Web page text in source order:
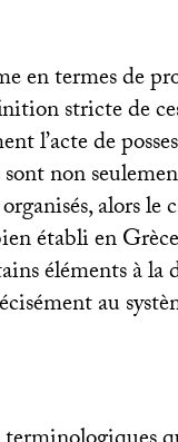
en termes de
stricte de
l’acte de
non
alors
établi en
éléments à
au